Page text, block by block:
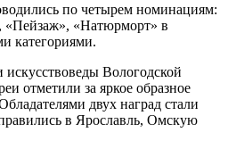
по четырем номинациям:
«Пейзаж», «Натюрморт» в
категориями.
Вологодской
отметили за яркое образное
двух наград стали
в Ярославль, Омскую